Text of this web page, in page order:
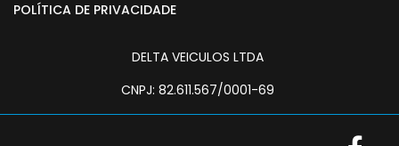
POLÍTICA DE PRIVACIDADE
DELTA VEICULOS LTDA
CNPJ: 82.611.567/0001-69